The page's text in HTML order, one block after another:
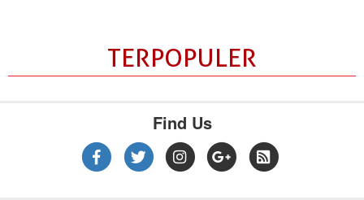
TERPOPULER
Find Us